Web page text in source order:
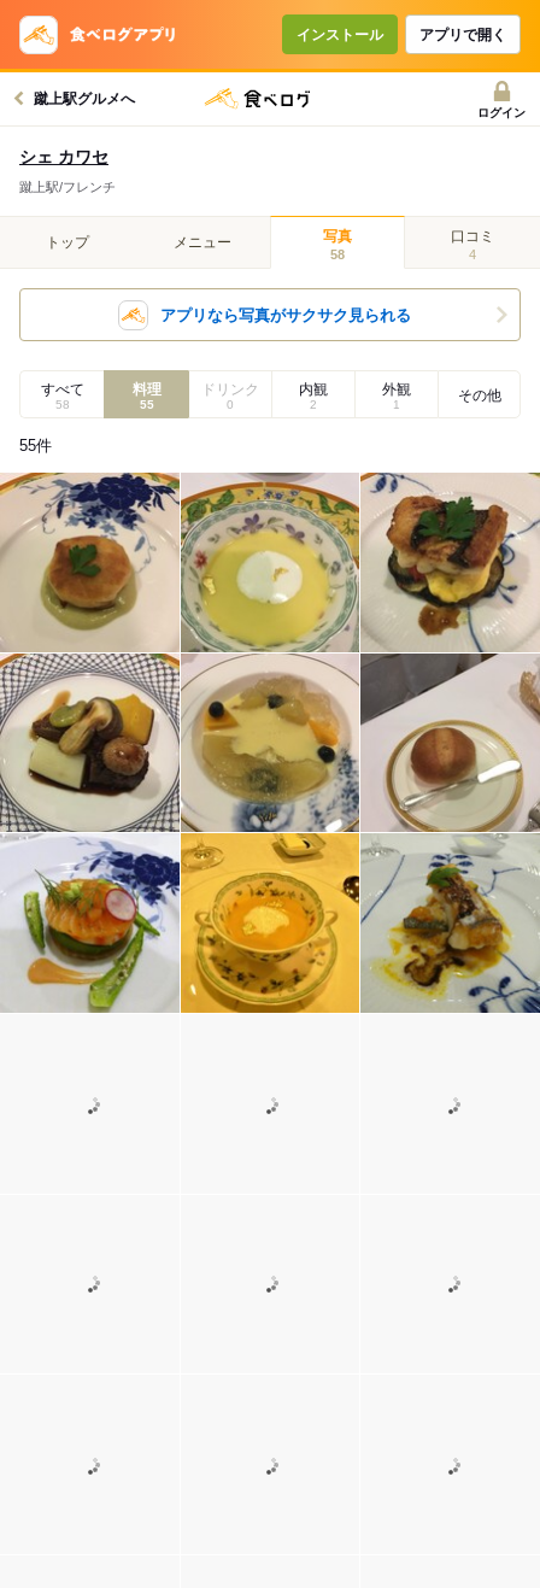
インストール アプリで開く
蹴上駅グルメへ
ログイン
シェ カワセ
蹴上駅/フレンチ
トップ メニュー 写真
58
口コミ
4
アプリなら写真がサクサク見られる
すべて
58
料理
55
ドリンク
0
内観
2
外観
1
その他
55件